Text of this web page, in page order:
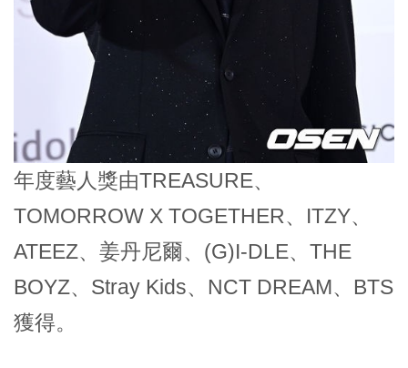
年度藝人獎由TREASURE、
TOMORROW X TOGETHER、ITZY、
ATEEZ、姜丹尼爾、(G)I-DLE、THE
BOYZ、Stray Kids、NCT DREAM、BTS
獲得。